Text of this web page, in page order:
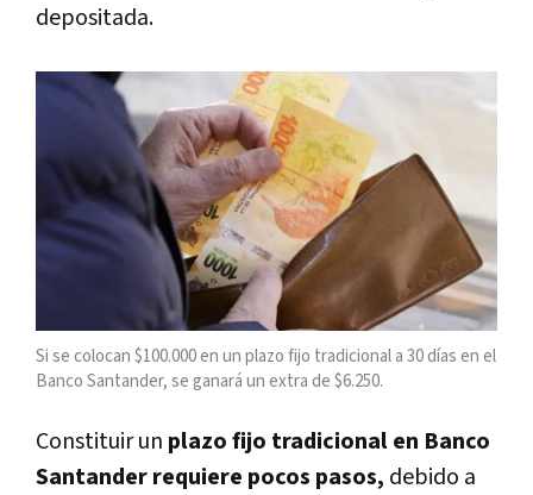
depositada.
Si se colocan $100.000 en un plazo fijo tradicional a 30 días en el
Banco Santander, se ganará un extra de $6.250.
Constituir un plazo fijo tradicional en Banco
Santander requiere pocos pasos, debido a